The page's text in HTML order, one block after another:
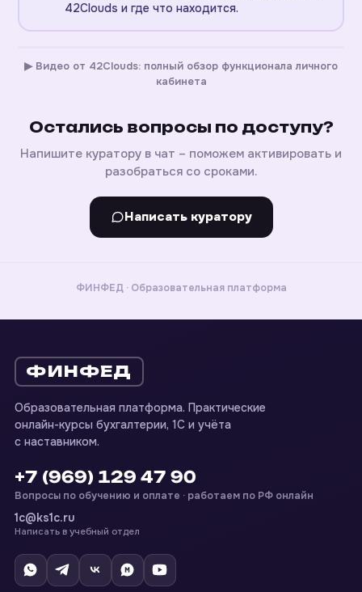
42Clouds и где что находится.
▶ Видео от 42Clouds: полный обзор функционала личного
кабинета
Остались вопросы по доступу?
Напишите куратору в чат – поможем активировать и
разобраться со сроками.
Написать куратору
ФИНФЕД · Образовательная платформа
ФИНФЕД
Образовательная платформа. Практические
онлайн-курсы бухгалтерии, 1С и учёта
с наставником.
+7 (969) 129 47 90
Вопросы по обучению и оплате · работаем по РФ онлайн
1c@ks1c.ru
Написать в учебный отдел